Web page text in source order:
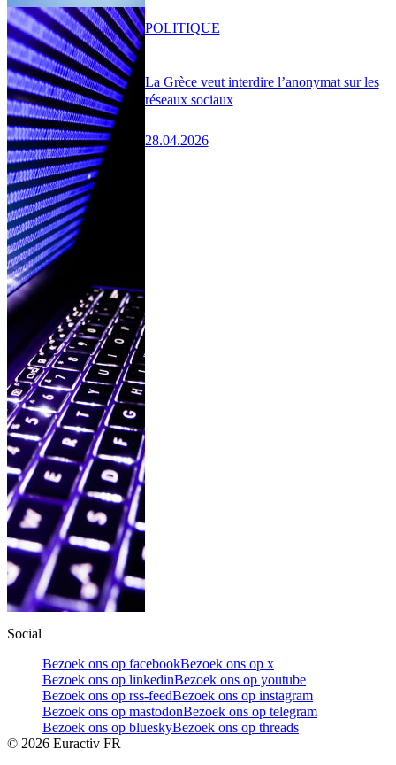
La Grèce veut interdire l’anonymat sur les
réseaux sociaux
28.04.2026
POLITIQUE
Social
Bezoek ons op facebookBezoek ons op x
Bezoek ons op linkedinBezoek ons op youtube
Bezoek ons op rss-feedBezoek ons op instagram
Bezoek ons op mastodonBezoek ons op telegram
Bezoek ons op blueskyBezoek ons op threads
© 2026 Euractiv FR